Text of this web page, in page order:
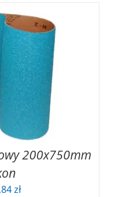
200x750mm
złZakres